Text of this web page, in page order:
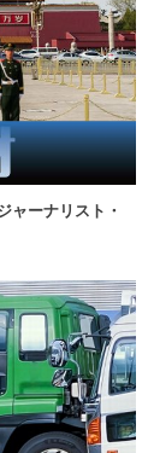
ャーナリスト・